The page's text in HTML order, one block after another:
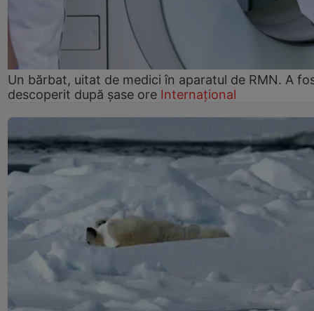
Un bărbat, uitat de medici în aparatul de RMN. A
descoperit după șase ore Internațional